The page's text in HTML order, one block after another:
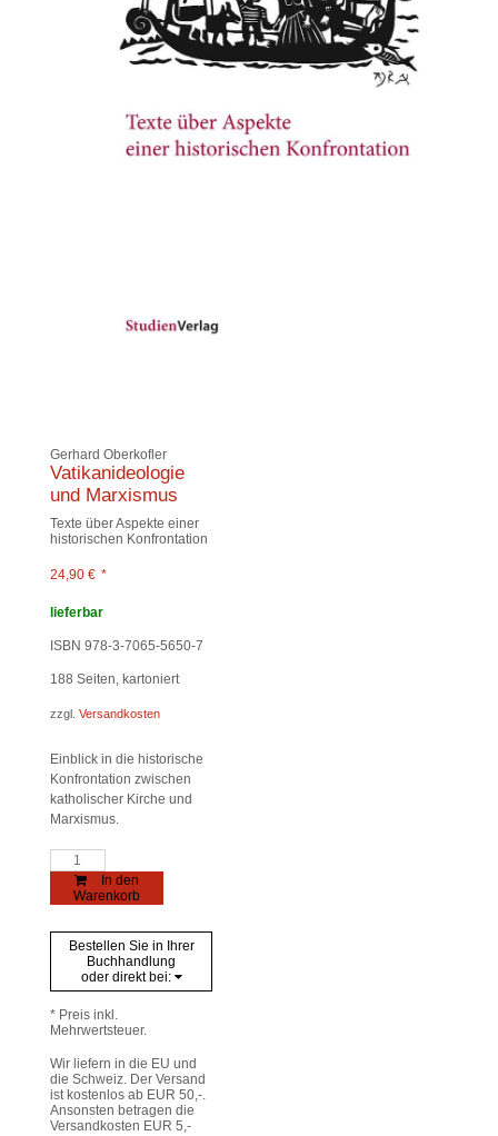
Gerhard Oberkofler
Vatikanideologie
und Marxismus
Texte über Aspekte einer
historischen Konfrontation
24,90 € *
lieferbar
ISBN 978-3-7065-5650-7
188 Seiten, kartoniert
zzgl. Versandkosten
Einblick in die historische
Konfrontation zwischen
katholischer Kirche und
Marxismus.
Vatikanideologie
und
Marxismus
Menge
In den
Warenkorb
Bestellen Sie in Ihrer
Buchhandlung
oder direkt bei:
* Preis inkl.
Mehrwertsteuer.
Wir liefern in die EU und
die Schweiz. Der Versand
ist kostenlos ab EUR 50,-.
Ansonsten betragen die
Versandkosten EUR 5,-